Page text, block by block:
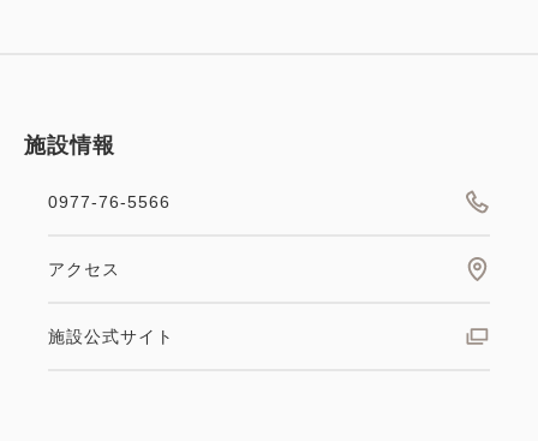
施設情報
0977-76-5566
アクセス
施設公式サイト